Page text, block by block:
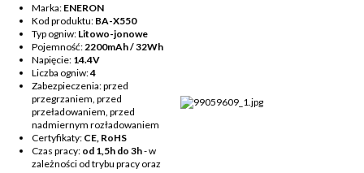
Marka: ENERON
Kod produktu: BA-X550
Typ ogniw: Litowo-jonowe
Pojemność: 2200mAh / 32Wh
Napięcie: 14.4V
Liczba ogniw:4
Zabezpieczenia: przed
przegrzaniem, przed
przeładowaniem, przed
nadmiernym rozładowaniem
Certyfikaty: CE, RoHS
Czas pracy: od 1,5h do 3h- w
zależności od trybu pracy oraz